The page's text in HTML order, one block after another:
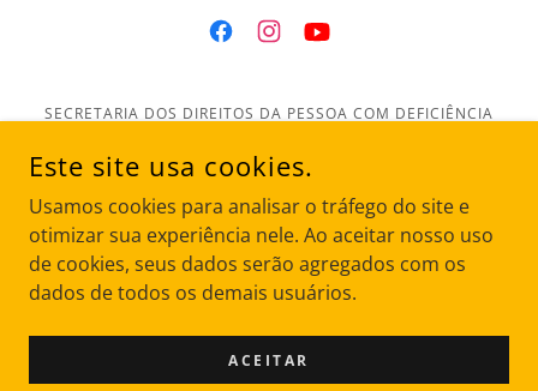
SECRETARIA DOS DIREITOS DA PESSOA COM DEFICIÊNCIA
Página inicial
Sobre
Parceiros
Nossa Equipe
Transparência
Este site usa cookies.
Usamos cookies para analisar o tráfego do site e
otimizar sua experiência nele. Ao aceitar nosso uso
de cookies, seus dados serão agregados com os
dados de todos os demais usuários.
ACEITAR